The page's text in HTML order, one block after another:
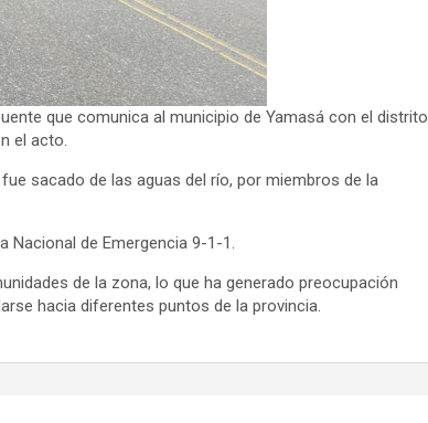
que comunica al municipio de Yamasá con el distrito
el acto.
sacado de las aguas del río, por miembros de la
Nacional de Emergencia 9-1-1.
de la zona, lo que ha generado preocupación
hacia diferentes puntos de la provincia.